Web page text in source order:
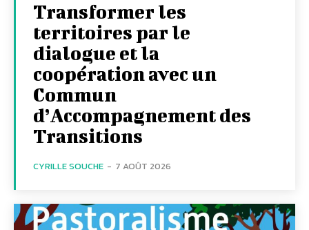
Transformer les
territoires par le
dialogue et la
coopération avec un
Commun
d’Accompagnement des
Transitions
CYRILLE SOUCHE - 7 AOÛT 2026